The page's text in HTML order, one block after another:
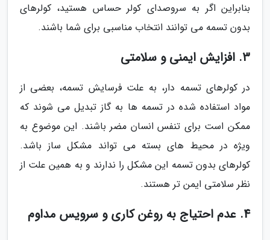
بنابراین اگر به سروصدای کولر حساس هستید، کولرهای
بدون تسمه می توانند انتخاب مناسبی برای شما باشند.
3. افزایش ایمنی و سلامتی
در کولرهای تسمه دار، به علت فرسایش تسمه، بعضی از
مواد استفاده شده در تسمه ها به گاز تبدیل می شوند که
ممکن است برای تنفس انسان مضر باشند. این موضوع به
ویژه در محیط های بسته می تواند مشکل ساز باشد.
کولرهای بدون تسمه این مشکل را ندارند و به همین علت از
نظر سلامتی ایمن تر هستند.
4. عدم احتیاج به روغن کاری و سرویس مداوم